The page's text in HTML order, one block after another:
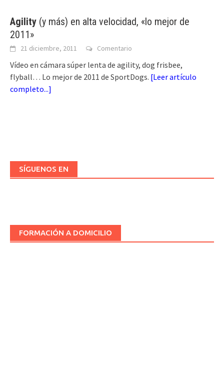
Agility (y más) en alta velocidad, «lo mejor de
2011»
21 diciembre, 2011 Comentario
Vídeo en cámara súper lenta de agility, dog frisbee,
flyball… Lo mejor de 2011 de SportDogs. [Leer artículo
completo...]
SÍGUENOS EN
FORMACIÓN A DOMICILIO